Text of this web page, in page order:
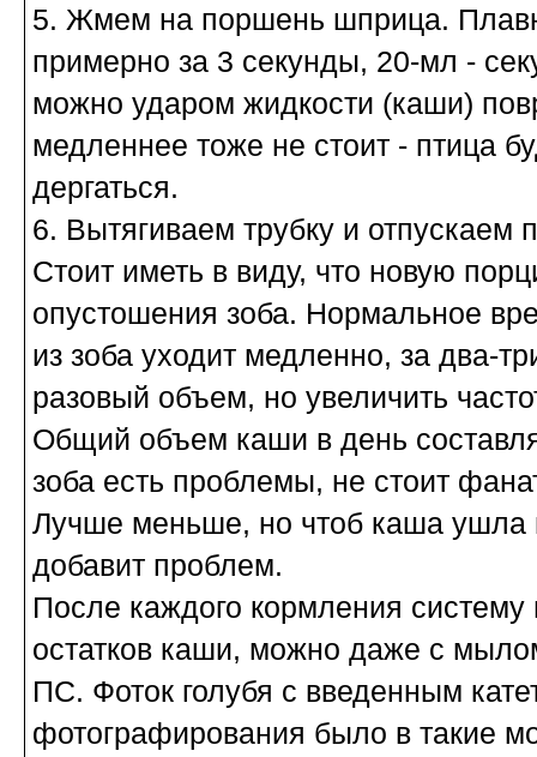
5. Жмем на поршень шприца.
примерно за 3 секунды, 20-мл -
можно ударом жидкости (каши)
медленнее тоже не стоит - птица
дергаться.
6. Вытягиваем трубку и отпускаем
Стоит иметь в виду, что новую
опустошения зоба. Нормальное
из зоба уходит медленно, за два-
разовый объем, но увеличить
Общий объем каши в день
зоба есть проблемы, не стоит
Лучше меньше, но чтоб каша ушла
добавит проблем.
После каждого кормления
остатков каши, можно даже с
ПС. Фоток голубя с введенным
фотографирования было в такие